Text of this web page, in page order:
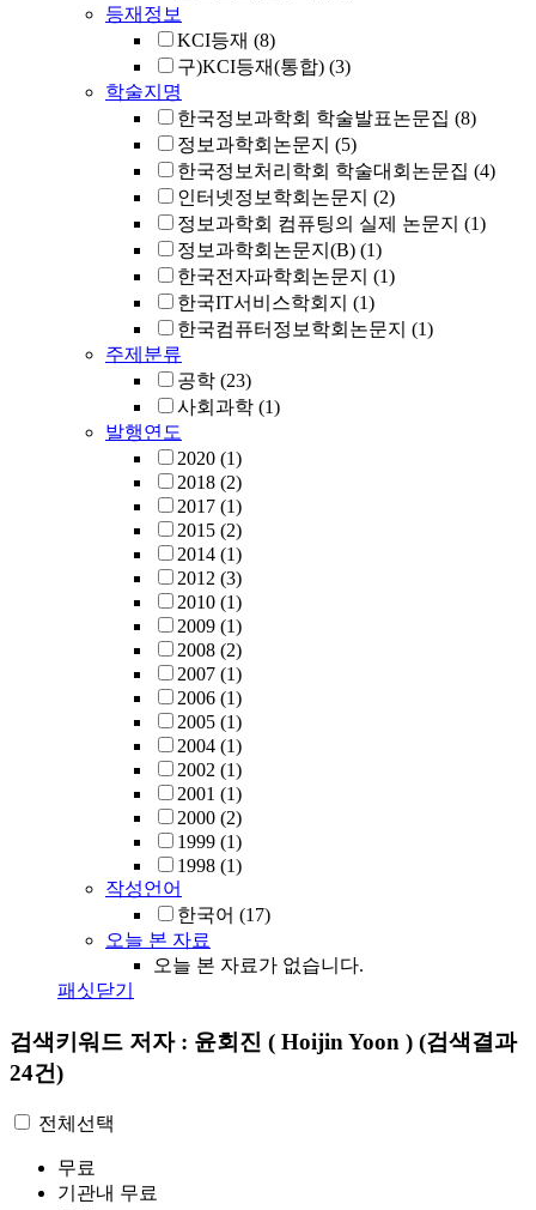
등재정보
KCI등재 (8)
구)KCI등재(통합) (3)
학술지명
한국정보과학회 학술발표논문집 (8)
정보과학회논문지 (5)
한국정보처리학회 학술대회논문집 (4)
인터넷정보학회논문지 (2)
정보과학회 컴퓨팅의 실제 논문지 (1)
정보과학회논문지(B) (1)
한국전자파학회논문지 (1)
한국IT서비스학회지 (1)
한국컴퓨터정보학회논문지 (1)
주제분류
공학 (23)
사회과학 (1)
발행연도
2020 (1)
2018 (2)
2017 (1)
2015 (2)
2014 (1)
2012 (3)
2010 (1)
2009 (1)
2008 (2)
2007 (1)
2006 (1)
2005 (1)
2004 (1)
2002 (1)
2001 (1)
2000 (2)
1999 (1)
1998 (1)
작성언어
한국어 (17)
오늘 본 자료
오늘 본 자료가 없습니다.
패싯닫기
검색키워드 저자 : 윤회진 ( Hoijin Yoon ) (검색결과
24건)
전체선택
무료
기관내 무료